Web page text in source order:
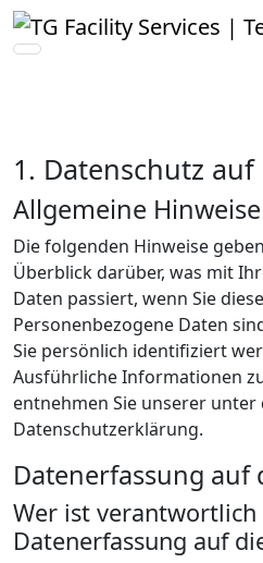
1. Datenschutz
Allgemeine Hinweise
Die folgenden Hinweise
Überblick darüber, was mit
Daten passiert, wenn Sie
Personenbezogene Daten
Sie persönlich identifiziert
Ausführliche Informationen
entnehmen Sie unserer
Datenschutzerklärung.
Datenerfassung auf
Wer ist
Datenerfassung auf